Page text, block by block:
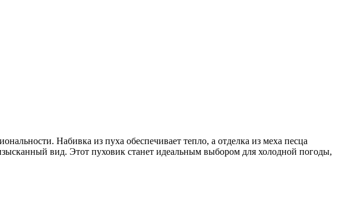
Набивка из пуха обеспечивает тепло, а отделка из меха песца
вид. Этот пуховик станет идеальным выбором для холодной погоды,